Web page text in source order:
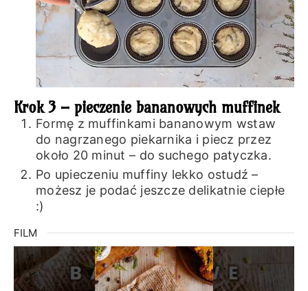
Krok 3 – pieczenie bananowych muffinek
Formę z muffinkami bananowym wstaw
do nagrzanego piekarnika i piecz przez
około 20 minut – do suchego patyczka.
Po upieczeniu muffiny lekko ostudź –
możesz je podać jeszcze delikatnie ciepłe
:)
FILM